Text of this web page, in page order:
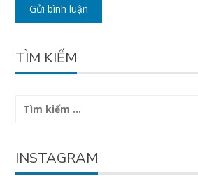
TÌM KIẾM
Tìm
INSTAGRAM